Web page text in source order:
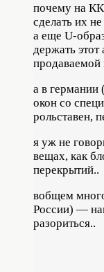
почему на
сделать их
а еще U-
держать этот
а в
окон со
рольставен,
я уж не
вещах, как
перекрытий..
вобщем
России) —
разориться..